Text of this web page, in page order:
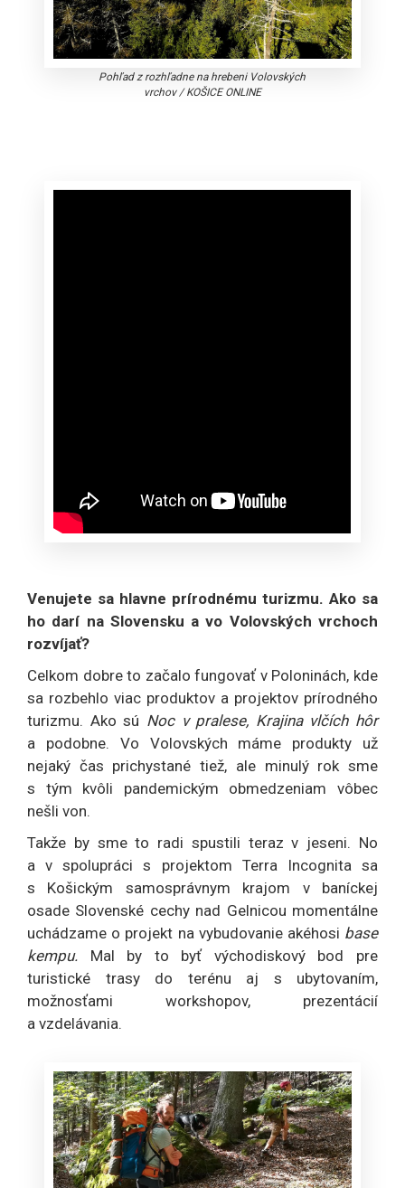
Pohľad z rozhľadne na hrebeni Volovských
vrchov/KOŠICE ONLINE
Venujete sa hlavne prírodnému turizmu. Ako sa
ho darí na Slovensku a vo Volovských vrchoch
rozvíjať?
Celkom dobre to začalo fungovať v Poloninách, kde
sa rozbehlo viac produktov a projektov prírodného
turizmu. Ako sú Noc v pralese, Krajina vlčích hôr
a podobne. Vo Volovských máme produkty už
nejaký čas prichystané tiež, ale minulý rok sme
s tým kvôli pandemickým obmedzeniam vôbec
nešli von.
Takže by sme to radi spustili teraz v jeseni. No
a v spolupráci s projektom Terra Incognita sa
s Košickým samosprávnym krajom v baníckej
osade Slovenské cechy nad Gelnicou momentálne
uchádzame o projekt na vybudovanie akéhosi base
kempu. Mal by to byť východiskový bod pre
turistické trasy do terénu aj s ubytovaním,
možnosťami workshopov, prezentácií
a vzdelávania.